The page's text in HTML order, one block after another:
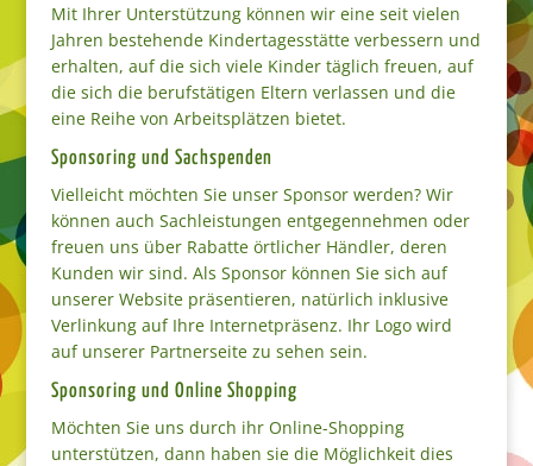
Mit Ihrer Unterstützung können wir eine seit vielen
Jahren bestehende Kindertagesstätte verbessern und
erhalten, auf die sich viele Kinder täglich freuen, auf
die sich die berufstätigen Eltern verlassen und die
eine Reihe von Arbeitsplätzen bietet.
Sponsoring und Sachspenden
Vielleicht möchten Sie unser Sponsor werden? Wir
können auch Sachleistungen entgegennehmen oder
freuen uns über Rabatte örtlicher Händler, deren
Kunden wir sind. Als Sponsor können Sie sich auf
unserer Website präsentieren, natürlich inklusive
Verlinkung auf Ihre Internetpräsenz. Ihr Logo wird
auf unserer Partnerseite zu sehen sein.
Sponsoring und Online Shopping
Möchten Sie uns durch ihr Online-Shopping
unterstützen, dann haben sie die Möglichkeit dies